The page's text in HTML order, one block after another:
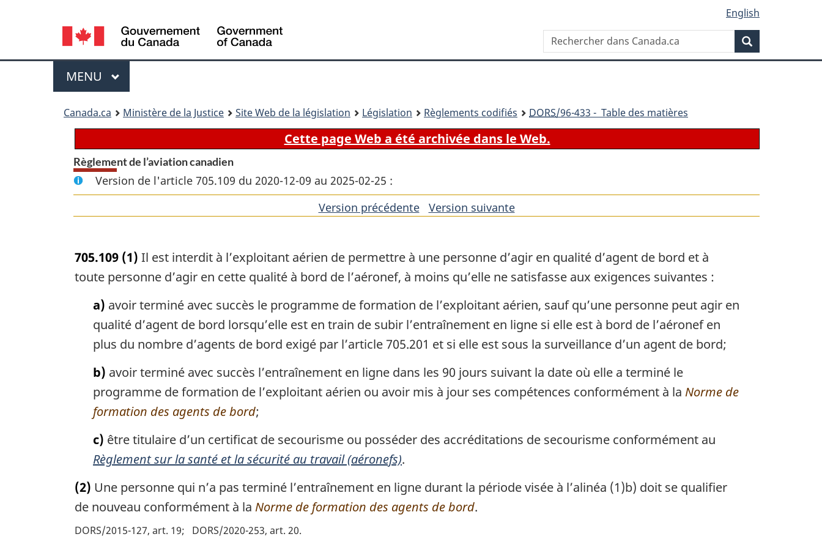
principal
À
site
version
Language
selection
English
Rechercher
dans
Canada.ca
Menu
MENU PRINCIPAL
Canada.ca Ministère de la Justice Site Web de la législation Législation Règlements codifiés DORS/96-433 - Table des matières
Cette page Web a été archivée dans le Web.
Règlement de l’aviation canadien
Version de l'article 705.109 du 2020-12-09 au 2025-02-25 :
Version précédentedeVersion suivantede
705.109 (1) Il est interdit à l’exploitant aérien de permettre à une personne d’agir en qualité d’agent de bord et à
toute personne d’agir en cette qualité à bord de l’aéronef, à moins qu’elle ne satisfasse aux exigences suivantes :
a) avoir terminé avec succès le programme de formation de l’exploitant aérien, sauf qu’une personne peut agir en
qualité d’agent de bord lorsqu’elle est en train de subir l’entraînement en ligne si elle est à bord de l’aéronef en
plus du nombre d’agents de bord exigé par l’article 705.201 et si elle est sous la surveillance d’un agent de bord;
b) avoir terminé avec succès l’entraînement en ligne dans les 90 jours suivant la date où elle a terminé le
programme de formation de l’exploitant aérien ou avoir mis à jour ses compétences conformément à la Norme de
formation des agents de bord;
c) être titulaire d’un certificat de secourisme ou posséder des accréditations de secourisme conformément au
Règlement sur la santé et la sécurité au travail (aéronefs).
(2) Une personne qui n’a pas terminé l’entraînement en ligne durant la période visée à l’alinéa (1)b) doit se qualifier
de nouveau conformément à la Norme de formation des agents de bord.
DORS/2015-127, art. 19 DORS/2020-253, art. 20